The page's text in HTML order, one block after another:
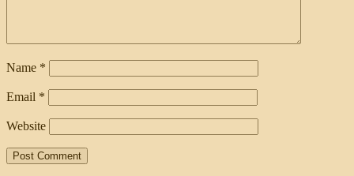
Name *
Email *
Website